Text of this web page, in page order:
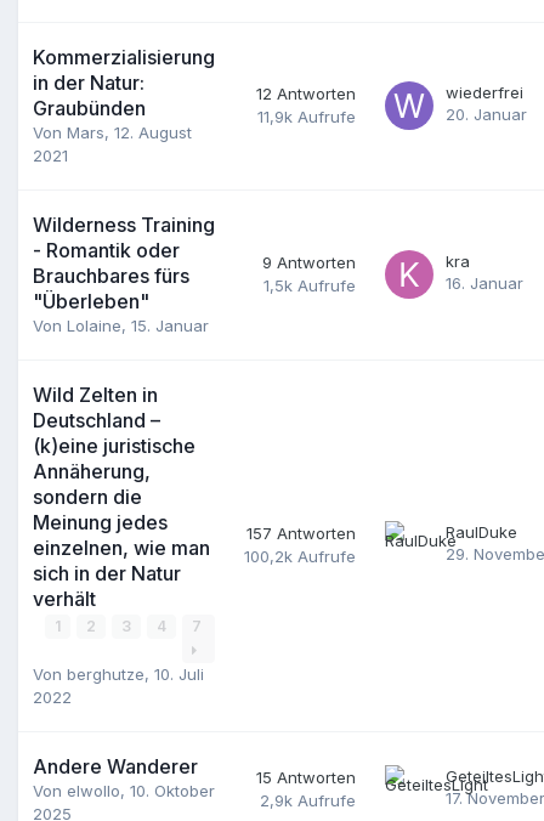
Kommerzialisierung
in der Natur:
Graubünden
Von Mars, 12. August
2021
12 Antworten
11,9k Aufrufe
wiederfrei
20. Januar
Wilderness Training
- Romantik oder
Brauchbares fürs
"Überleben"
Von Lolaine, 15. Januar
9 Antworten
1,5k Aufrufe
kra
16. Januar
Wild Zelten in
Deutschland –
(k)eine juristische
Annäherung,
sondern die
Meinung jedes
einzelnen, wie man
sich in der Natur
verhält
1 2 3 4 7
Von berghutze, 10. Juli
2022
157 Antworten
100,2k Aufrufe
RaulDuke
29.
Andere Wanderer
Von elwollo, 10. Oktober
2025
15 Antworten
2,9k Aufrufe
17.